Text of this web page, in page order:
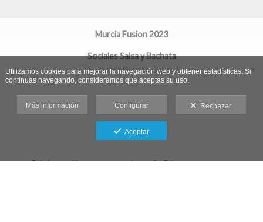
Murcia Fusion 2023
Sociales Salsa y Bachata
Utilizamos cookies para mejorar la navegación web y obtener estadísticas. Si
continuas navegando, consideramos que aceptas su uso.
Más información Configurar Rechazar
Aceptar
Galería protegida contra capturas de pantalla: Si haces una captura se